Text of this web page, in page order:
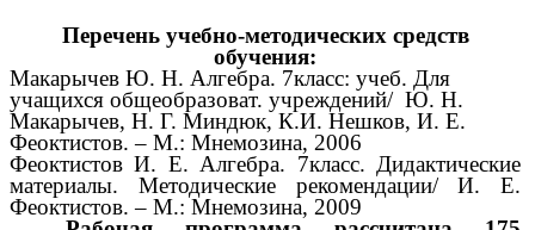
Перечень учебно-методических средств
обучения:
Макарычев Ю. Н. Алгебра. 7класс: учеб. Для
учащихся общеобразоват. учреждений/ Ю. Н.
Макарычев, Н. Г. Миндюк, К.И. Нешков, И. Е.
Феоктистов. – М.: Мнемозина, 2006
Феоктистов И. Е. Алгебра. 7класс. Дидактические
материалы. Методические рекомендации/ И. Е.
Феоктистов. – М.: Мнемозина, 2009